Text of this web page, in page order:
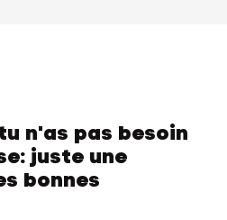
n'as pas besoin
juste une
bonnes